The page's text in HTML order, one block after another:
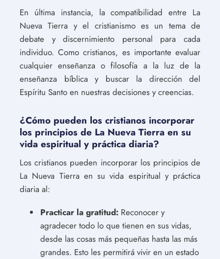
En última instancia, la compatibilidad entre La
Nueva Tierra y el cristianismo es un tema de
debate y discernimiento personal para cada
individuo. Como cristianos, es importante evaluar
cualquier enseñanza o filosofía a la luz de la
enseñanza bíblica y buscar la dirección del
Espíritu Santo en nuestras decisiones y creencias.
¿Cómo pueden los cristianos incorporar
los principios de La Nueva Tierra en su
vida espiritual y práctica diaria?
Los cristianos pueden incorporar los principios de
La Nueva Tierra en su vida espiritual y práctica
diaria al:
Practicar la gratitud: Reconocer y
agradecer todo lo que tienen en sus vidas,
desde las cosas más pequeñas hasta las más
grandes. Esto les permitirá vivir en un estado